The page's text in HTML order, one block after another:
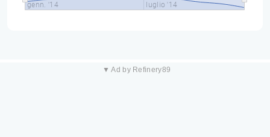
genn. '14 luglio '14
▼ Ad by Refinery89